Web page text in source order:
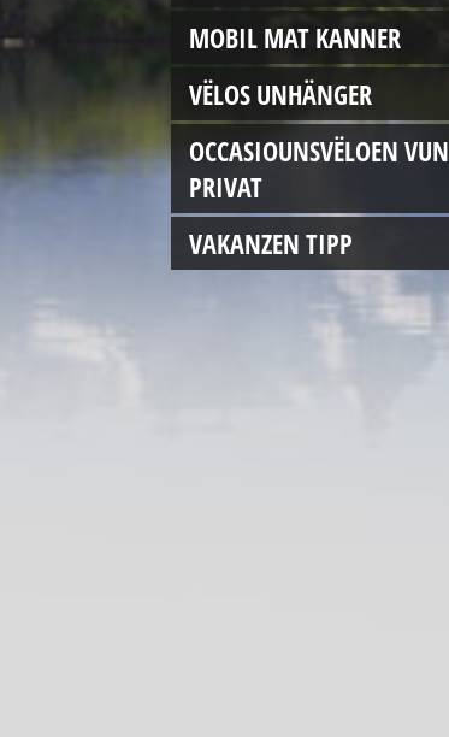
MOBIL MAT KANNER
VËLOS UNHÄNGER
OCCASIOUNSVËLOEN VUN
PRIVAT
VAKANZEN TIPP